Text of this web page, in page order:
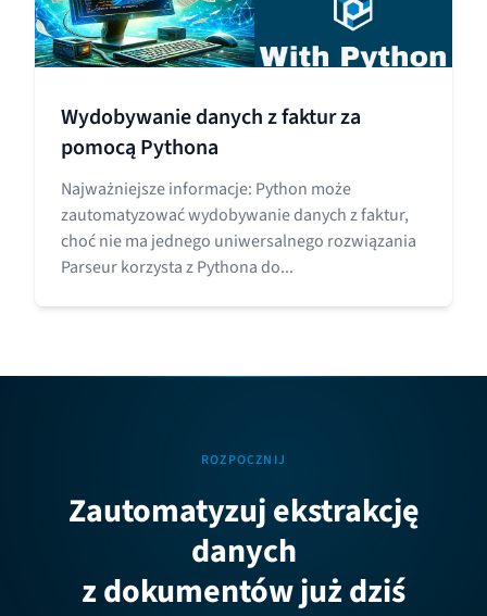
Wydobywanie danych z faktur za
pomocą Pythona
Najważniejsze informacje: Python może
zautomatyzować wydobywanie danych z faktur,
choć nie ma jednego uniwersalnego rozwiązania
Parseur korzysta z Pythona do...
ROZPOCZNIJ
Zautomatyzuj ekstrakcję
danych
z dokumentów już dziś